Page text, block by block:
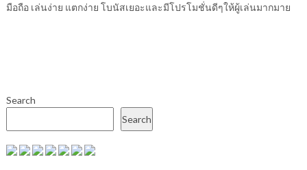
มือถือ เล่นง่าย แตกง่าย โบนัสเยอะและมีโปรโมชั่นดีๆให้ผู้เล่นมากมาย
Search
Search